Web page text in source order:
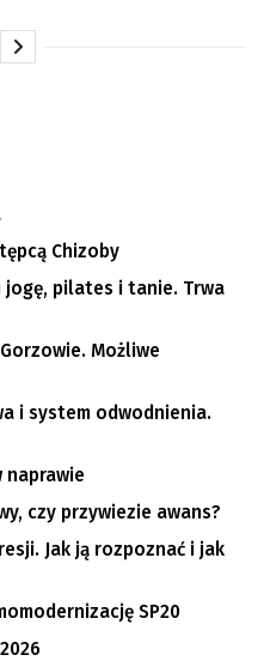
Chizoby
jogę, pilates i tanie. Trwa
Możliwe
i system odwodnienia.
naprawie
czy przywiezie awans?
Jak ją rozpoznać i jak
SP20